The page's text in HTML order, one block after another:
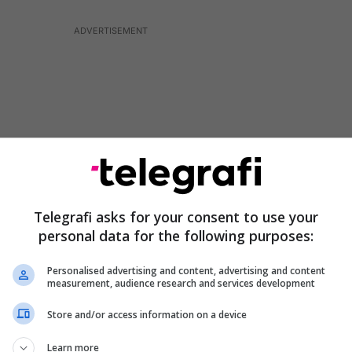
në mënyrë profesionale, megjithatë u mbajtën
polarizuar. Kandidatët nuk patën mundësi të
që u zhvillua për herë të parë, u
Telegrafi asks for your consent to use your
personal data for the following purposes:
Personalised advertising and content, advertising and content
measurement, audience research and services development
Store and/or access information on a device
Learn more